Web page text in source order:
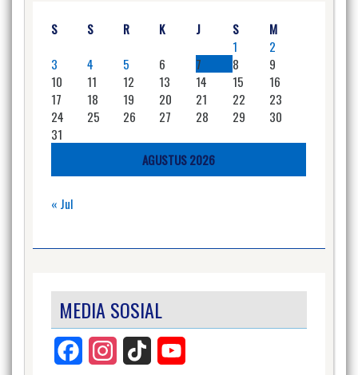
AGUSTUS 2026
S S R K J S
M
1
2
3
4 5 6 7 8
9
10
11 12 13 14 15
16
17
18 19 20 21 22
23
24
25 26 27 28 29
30
31
« Jul
MEDIA SOSIAL
Facebook InstagramTikTok